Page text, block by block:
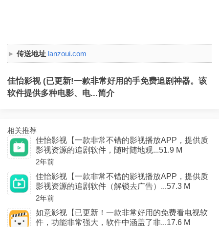
传送地址 lanzoui.com
佳怡影视 (已更新!一款非常好用的手免费追剧神器。该
软件提供多种电影、电...简介
相关推荐
佳怡影视【一款非常不错的影视播放APP，提供质
影视资源的追剧软件，随时随地观...51.9 M
2年前
佳怡影视【一款非常不错的影视播放APP，提供质
影视资源的追剧软件（解锁去广告）...57.3 M
2年前
如意影视【已更新！一款非常好用的免费看电视软
件，功能非常强大，软件中涵盖了非...17.6 M